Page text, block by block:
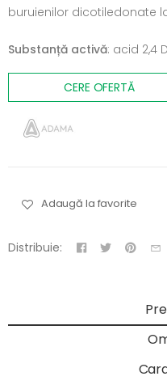
buruienilor dicotiledonate
Substanță activă: acid 2,4 D
CERE OFERTĂ
Adaugă la favorite
Distribuie: